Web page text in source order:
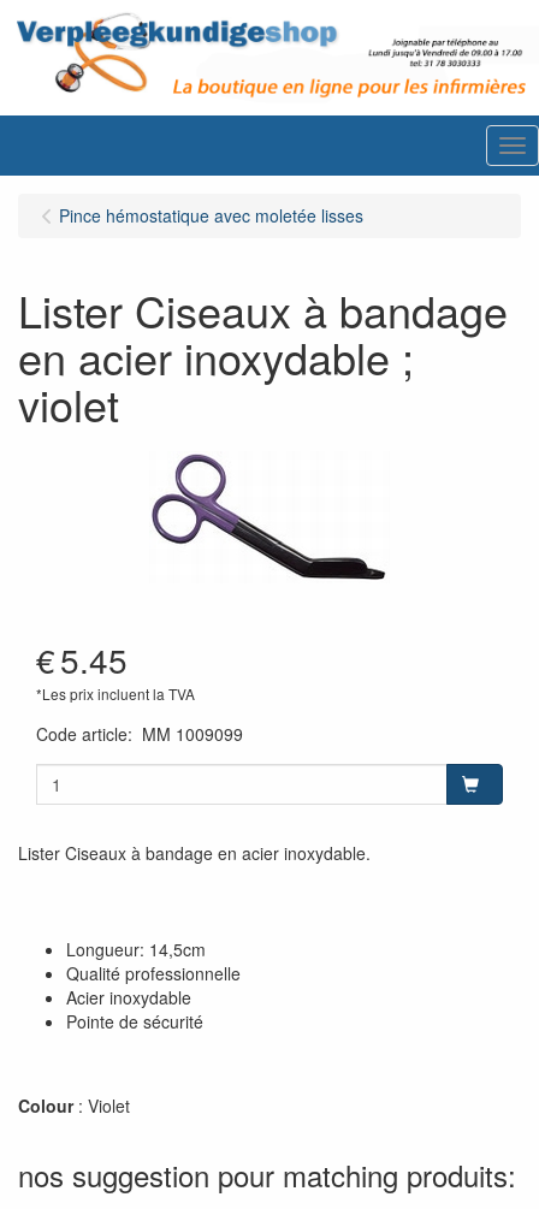
Pince hémostatique avec moletée lisses
Lister Ciseaux à bandage
en acier inoxydable ;
violet
€5.45
*Les prix incluent la TVA
Code article: MM 1009099
Lister Ciseaux à bandage en acier inoxydable.
Longueur: 14,5cm
Qualité professionnelle
Acier inoxydable
Pointe de sécurité
Colour: Violet
nos suggestion pour matching produits: